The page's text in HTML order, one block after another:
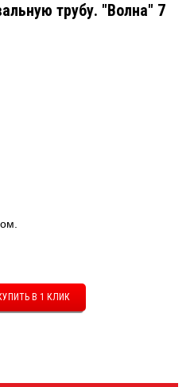
трубу. "Волна" 7
В 1 КЛИК